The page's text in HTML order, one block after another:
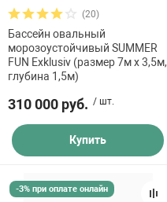
(20)
Бассейн овальный
морозоустойчивый SUMMER
FUN Exklusiv (размер 7м х 3,5м,
глубина 1,5м)
310 000 руб. / шт.
Купить
-3% при оплате онлайн